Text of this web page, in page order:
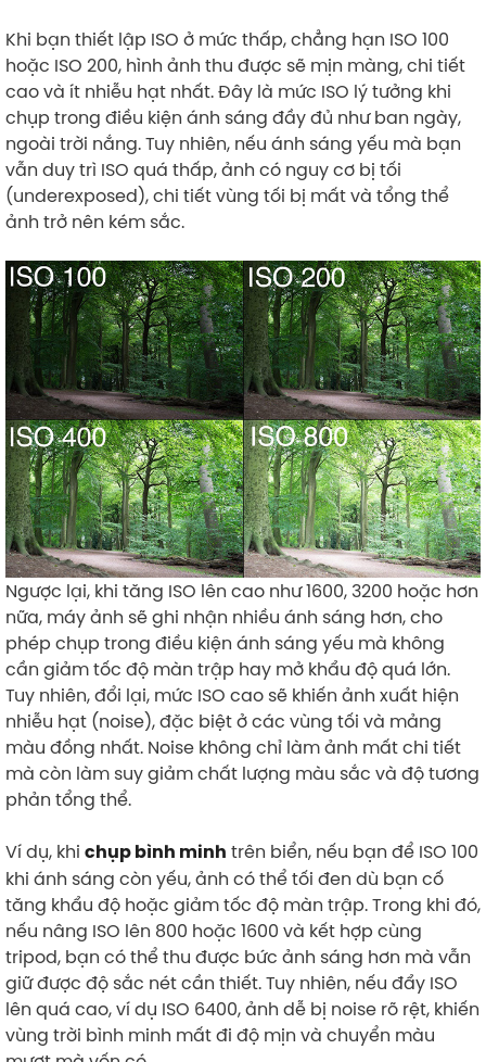
Khi bạn thiết lập ISO ở mức thấp, chẳng hạn ISO 100
hoặc ISO 200, hình ảnh thu được sẽ mịn màng, chi tiết
cao và ít nhiễu hạt nhất. Đây là mức ISO lý tưởng khi
chụp trong điều kiện ánh sáng đầy đủ như ban ngày,
ngoài trời nắng. Tuy nhiên, nếu ánh sáng yếu mà bạn
vẫn duy trì ISO quá thấp, ảnh có nguy cơ bị tối
(underexposed), chi tiết vùng tối bị mất và tổng thể
ảnh trở nên kém sắc.
Ngược lại, khi tăng ISO lên cao như 1600, 3200 hoặc hơn
nữa, máy ảnh sẽ ghi nhận nhiều ánh sáng hơn, cho
phép chụp trong điều kiện ánh sáng yếu mà không
cần giảm tốc độ màn trập hay mở khẩu độ quá lớn.
Tuy nhiên, đổi lại, mức ISO cao sẽ khiến ảnh xuất hiện
nhiễu hạt (noise), đặc biệt ở các vùng tối và mảng
màu đồng nhất. Noise không chỉ làm ảnh mất chi tiết
mà còn làm suy giảm chất lượng màu sắc và độ tương
phản tổng thể.
Ví dụ, khi chụp bình minh trên biển, nếu bạn để ISO 100
khi ánh sáng còn yếu, ảnh có thể tối đen dù bạn cố
tăng khẩu độ hoặc giảm tốc độ màn trập. Trong khi đó,
nếu nâng ISO lên 800 hoặc 1600 và kết hợp cùng
tripod, bạn có thể thu được bức ảnh sáng hơn mà vẫn
giữ được độ sắc nét cần thiết. Tuy nhiên, nếu đẩy ISO
lên quá cao, ví dụ ISO 6400, ảnh dễ bị noise rõ rệt, khiến
vùng trời bình minh mất đi độ mịn và chuyển màu